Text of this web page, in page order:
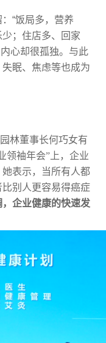
“饭局多，营养
；住店多、回家
心却很孤独。与此
眠、焦虑等也成为
林董事长何巧女有
领袖年会”上，企业
表示，当所有人都
别人更容易得癌症
企业健康的快速发